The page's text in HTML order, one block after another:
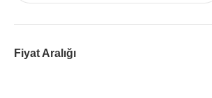
Fiyat Aralığı